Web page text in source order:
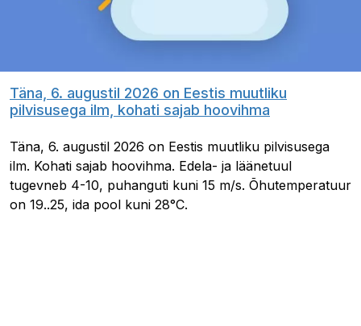
Täna, 6. augustil 2026 on Eestis muutliku
pilvisusega ilm, kohati sajab hoovihma
Täna, 6. augustil 2026 on Eestis muutliku pilvisusega
ilm. Kohati sajab hoovihma. Edela- ja läänetuul
tugevneb 4-10, puhanguti kuni 15 m/s. Õhutemperatuur
on 19..25, ida pool kuni 28°C.